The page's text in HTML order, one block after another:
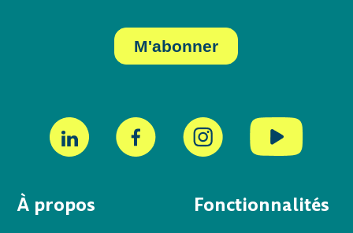
À propos Fonctionnalités